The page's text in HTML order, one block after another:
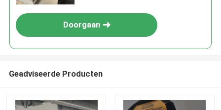
Doorgaan
Geadviseerde Producten